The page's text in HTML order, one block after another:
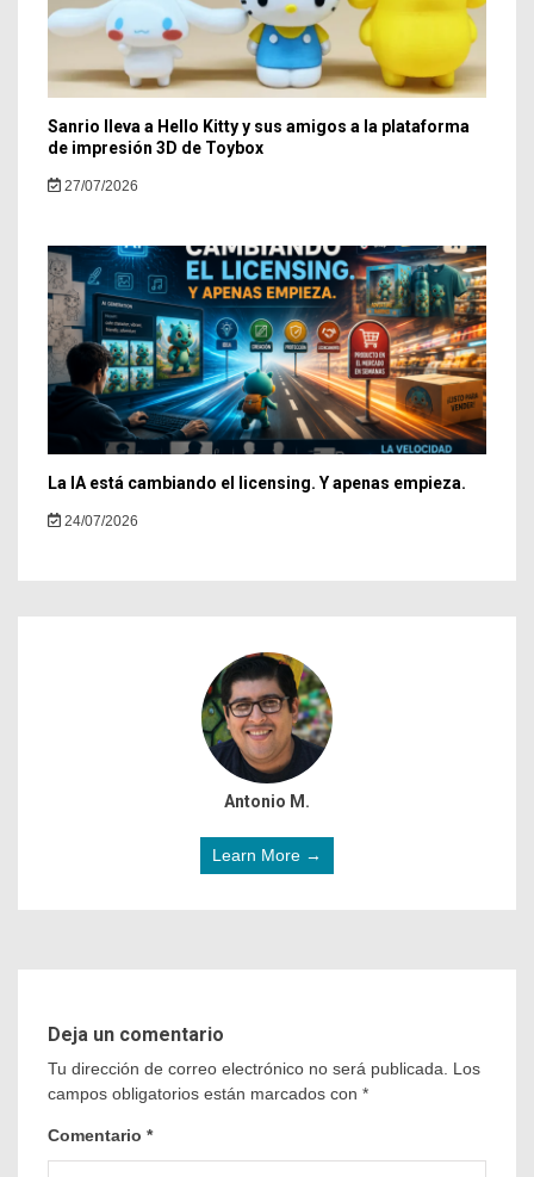
Sanrio lleva a Hello Kitty y sus amigos a la plataforma
de impresión 3D de Toybox
27/07/2026
La IA está cambiando el licensing. Y apenas empieza.
24/07/2026
Antonio M.
Learn More →
Deja un comentario
Tu dirección de correo electrónico no será publicada.
Los
campos obligatorios están marcados con *
Comentario *